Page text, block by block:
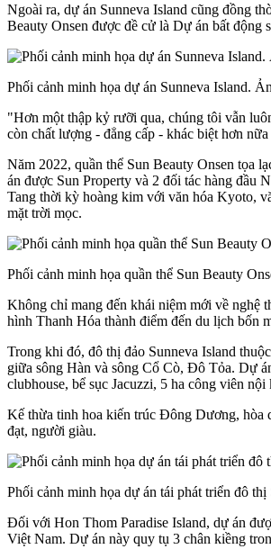
Ngoài ra, dự án Sunneva Island cũng đồng
Beauty Onsen được đề cử là Dự án bất
Phối cảnh minh họa dự án Sunneva Island.
"Hơn một thập kỷ rưỡi qua, chúng tôi vẫn
còn chất lượng - đẳng cấp - khác biệt hơn
Năm 2022, quần thể Sun Beauty Onsen tọa
án được Sun Property và 2 đối tác hàng đầu
Tang thời kỳ hoàng kim với văn hóa Kyoto,
mặt trời mọc.
Phối cảnh minh họa quần thể Sun Beauty
Không chỉ mang đến khái niệm mới về nghệ
hình Thanh Hóa thành điểm đến du lịch bốn
Trong khi đó, đô thị đảo Sunneva Island
giữa sông Hàn và sông Cổ Cò, Đô Tỏa. Dự
clubhouse, bể sục Jacuzzi, 5 ha công viên
Kế thừa tinh hoa kiến trúc Đông Dương, hòa
đạt, người giàu.
Phối cảnh minh họa dự án tái phát triển đô
Đối với Hon Thom Paradise Island, dự án
Việt Nam. Dự án này quy tụ 3 chân kiềng